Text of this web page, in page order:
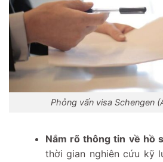
Phỏng vấn visa Schengen
Nắm rõ thông tin về hồ
thời gian nghiên cứu kỹ